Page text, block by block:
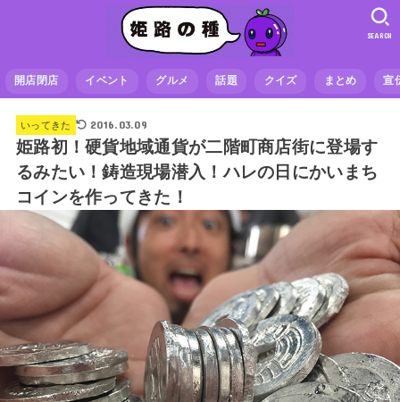
開店閉店 イベント グルメ 話題 クイズ まとめ 宣
SEARCH
いってきた 2016.03.09
姫路初！硬貨地域通貨が二階町商店街に登場す
るみたい！鋳造現場潜入！ハレの日にかいまち
コインを作ってきた！